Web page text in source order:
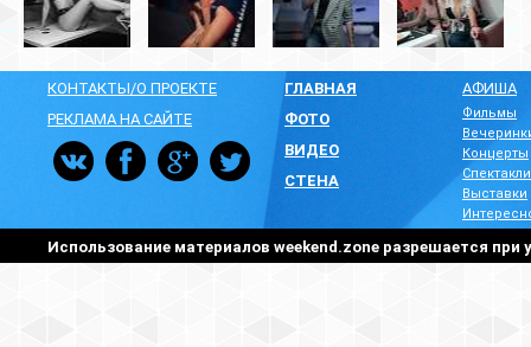
КОНТАКТЫ/О ПРОЕКТЕ
РЕКЛАМА НА САЙТЕ
ГЛАВНАЯ
ФОТО
ВИДЕО
СТЕНА
АФИША
Фильмы
Концерты
Спектакли
Выставки
Использование материалов weekend.zone разрешается